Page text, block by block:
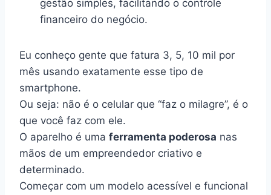
gestão simples, facilitando o controle
financeiro do negócio.
Eu conheço gente que fatura 3, 5, 10 mil por
mês usando exatamente esse tipo de
smartphone.
Ou seja: não é o celular que “faz o milagre”, é o
que você faz com ele.
O aparelho é uma ferramenta poderosa nas
mãos de um empreendedor criativo e
determinado.
Começar com um modelo acessível e funcional